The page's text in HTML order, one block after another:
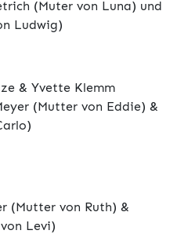
(Muter von Luna) und
Ludwig)
& Yvette Klemm
(Mutter von Eddie) &
(Mutter von Ruth) &
Levi)